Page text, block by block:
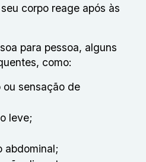
corpo reage após às
para pessoa, alguns
como:
ou sensação de
leve;
abdominal;